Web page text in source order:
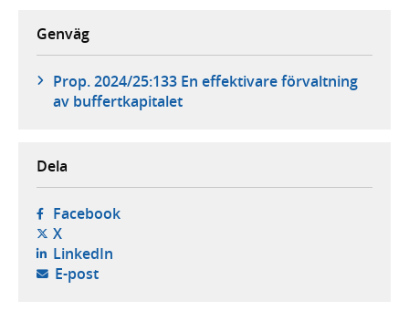
Genväg
Prop. 2024/25:133 En effektivare förvaltning
av buffertkapitalet
Dela
Facebook- öppnas i ny flik, extern webbplats,
X- öppnas i ny flik, extern webbplats,
LinkedIn- öppnas i ny flik, extern webbplats,
E-post- öppnar din e-postklient,